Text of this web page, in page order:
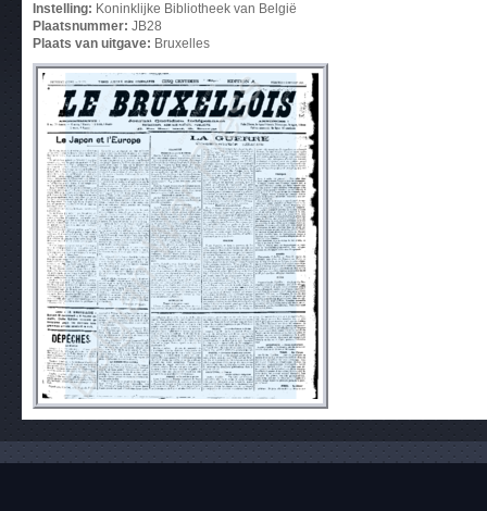
Instelling: Koninklijke Bibliotheek van België
Plaatsnummer: JB28
Plaats van uitgave: Bruxelles